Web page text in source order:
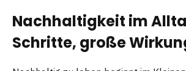
Nachhaltigkeit im
Schritte, große